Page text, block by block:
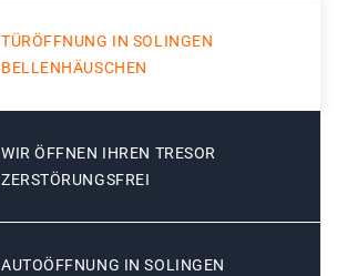
TÜRÖFFNUNG IN SOLINGEN
BELLENHÄUSCHEN
WIR ÖFFNEN IHREN TRESOR
ZERSTÖRUNGSFREI
AUTOÖFFNUNG IN SOLINGEN